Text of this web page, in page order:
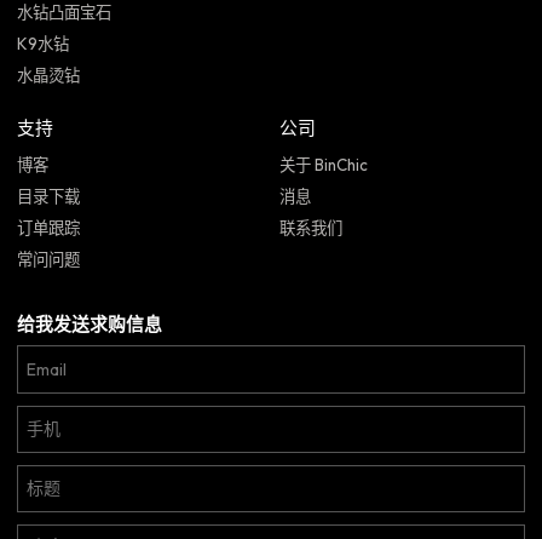
水钻凸面宝石
K9水钻
水晶烫钻
支持
博客
目录下载
订单跟踪
常问问题
公司
关于 BinChic
消息
联系我们
给我发送求购信息